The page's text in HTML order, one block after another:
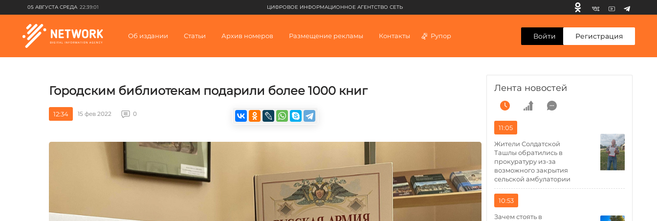
05 АВГУСТА СРЕДА 22:39:01 ЦИФРОВОЕ ИНФОРМАЦИОННОЕ АГЕНТСТВО СЕТЬ
Об издании Статьи Архив номеров Размещение рекламы Контакты Рупор Войти Регистрация
Городским библиотекам подарили более 1000 книг
12:34 15 фев 2022 0
Лента новостей
11:05
Жители Солдатской
Ташлы обратились в
прокуратуру из-за
возможного закрытия
сельской амбулатории
10:53
Зачем стоять в